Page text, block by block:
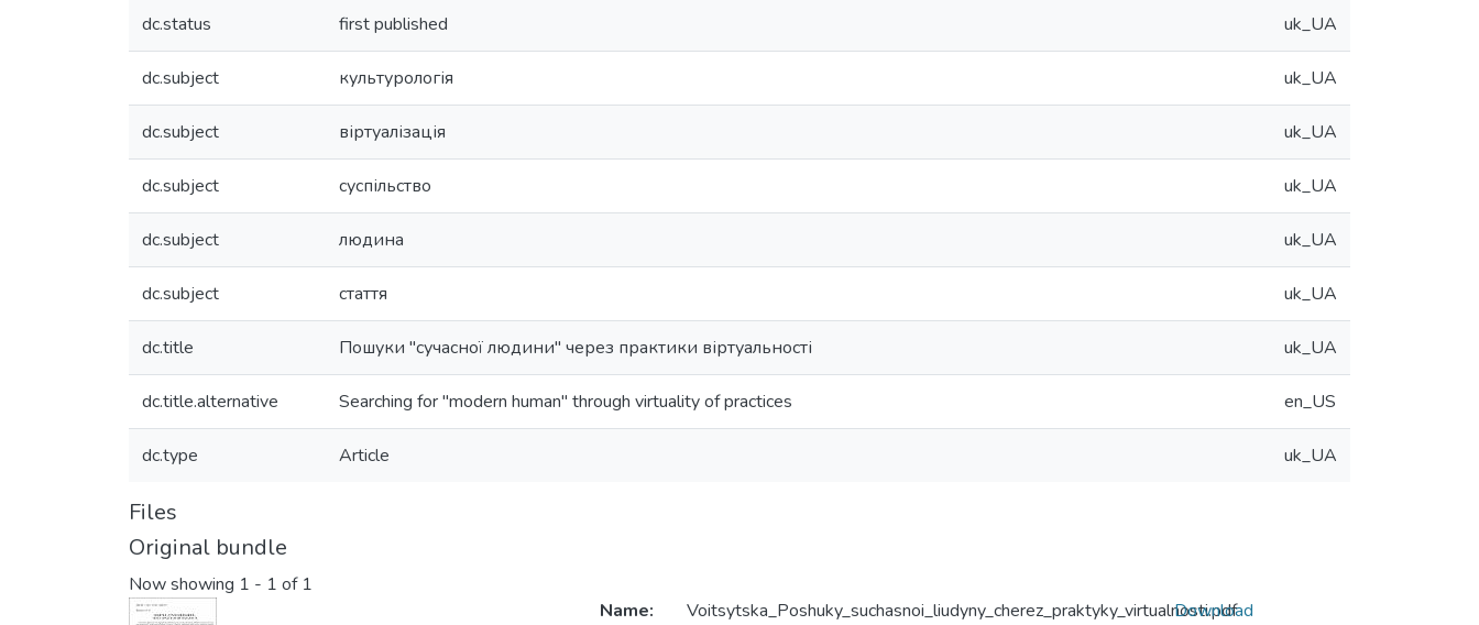
dc.status first published uk_UA
dc.subject культурологія uk_UA
dc.subject віртуалізація uk_UA
dc.subject суспільство uk_UA
dc.subject людина uk_UA
dc.subject стаття uk_UA
dc.title Пошуки "сучасної людини" через практики віртуальності uk_UA
dc.title.alternative Searching for "modern human" through virtuality of practices en_US
dc.type Article uk_UA
Files
Original bundle
Now showing 1 - 1 of 1
Name:
Voitsytska_Poshuky_suchasnoi_liudyny_cherez_praktyky_virtualnosti.pdf
Download